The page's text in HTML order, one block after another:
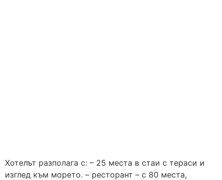
Хотелът разполага с: – 25 места в стаи с тераси и
изглед към морето. – ресторант – с 80 места,